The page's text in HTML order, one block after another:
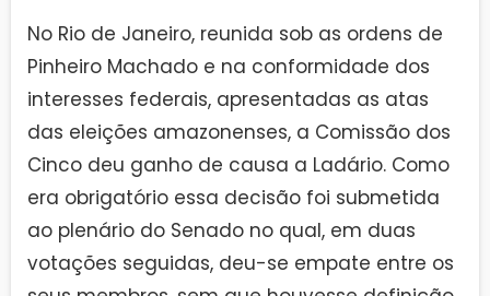
No Rio de Janeiro, reunida sob as ordens de
Pinheiro Machado e na conformidade dos
interesses federais, apresentadas as atas
das eleições amazonenses, a Comissão dos
Cinco deu ganho de causa a Ladário. Como
era obrigatório essa decisão foi submetida
ao plenário do Senado no qual, em duas
votações seguidas, deu-se empate entre os